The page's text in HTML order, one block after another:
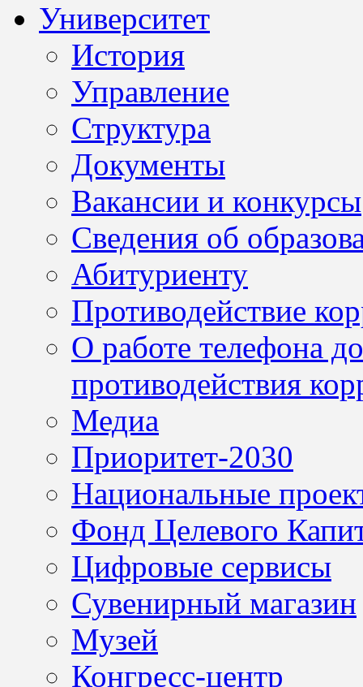
Университет
История
Управление
Структура
Документы
Вакансии и конкурсы
Сведения об
Абитуриенту
Противодействие
О работе телефона
противодействия
Медиа
Приоритет-2030
Национальные
Фонд Целевого
Цифровые сервисы
Сувенирный магазин
Музей
Конгресс-центр